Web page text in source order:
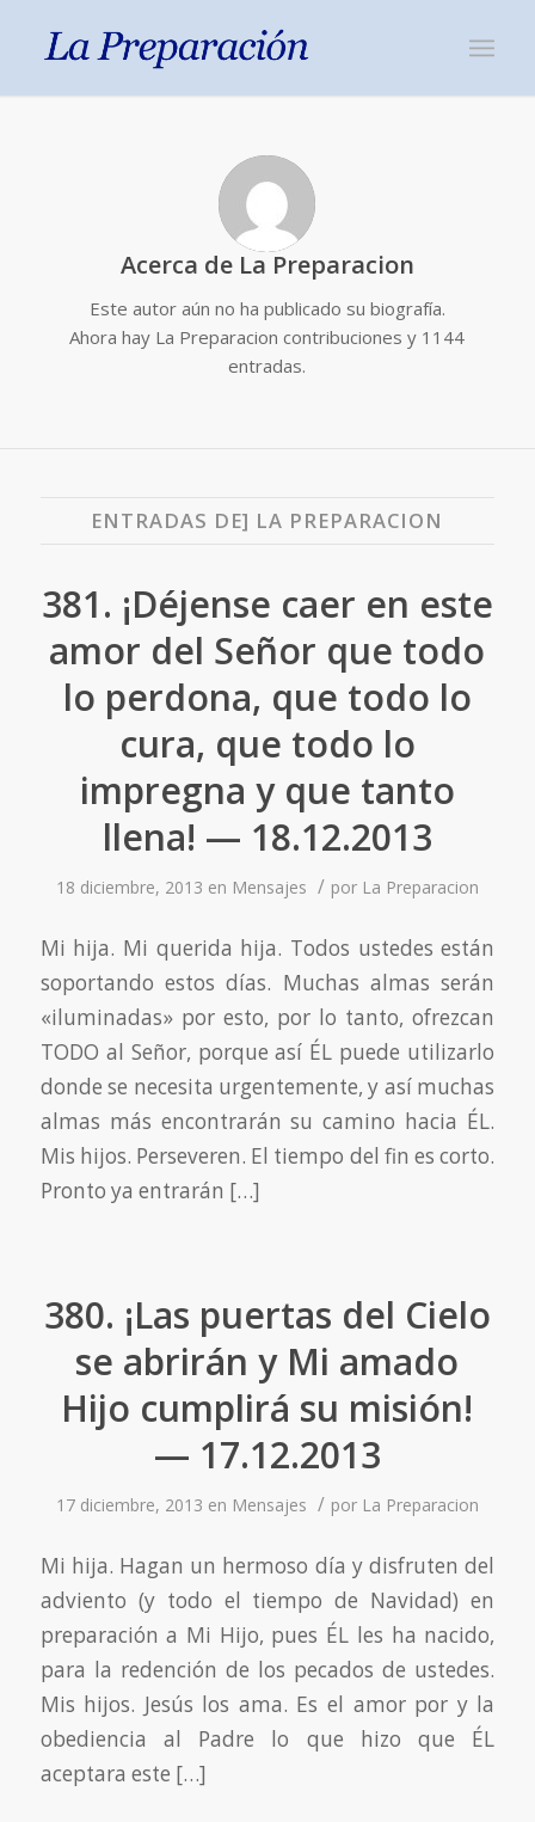
Acerca de La Preparacion
Este autor aún no ha publicado su biografía.
Ahora hay La Preparacion contribuciones y 1144
entradas.
ENTRADAS DE] LA PREPARACION
381. ¡Déjense caer en este
amor del Señor que todo
lo perdona, que todo lo
cura, que todo lo
impregna y que tanto
llena! — 18.12.2013
18 diciembre, 2013 en Mensajes / por La Preparacion
Mi hija. Mi querida hija. Todos ustedes están
soportando estos días. Muchas almas serán
«iluminadas» por esto, por lo tanto, ofrezcan
TODO al Señor, porque así ÉL puede utilizarlo
donde se necesita urgentemente, y así muchas
almas más encontrarán su camino hacia ÉL.
Mis hijos. Perseveren. El tiempo del fin es corto.
Pronto ya entrarán […]
380. ¡Las puertas del Cielo
se abrirán y Mi amado
Hijo cumplirá su misión!
— 17.12.2013
17 diciembre, 2013 en Mensajes / por La Preparacion
Mi hija. Hagan un hermoso día y disfruten del
adviento (y todo el tiempo de Navidad) en
preparación a Mi Hijo, pues ÉL les ha nacido,
para la redención de los pecados de ustedes.
Mis hijos. Jesús los ama. Es el amor por y la
obediencia al Padre lo que hizo que ÉL
aceptara este […]